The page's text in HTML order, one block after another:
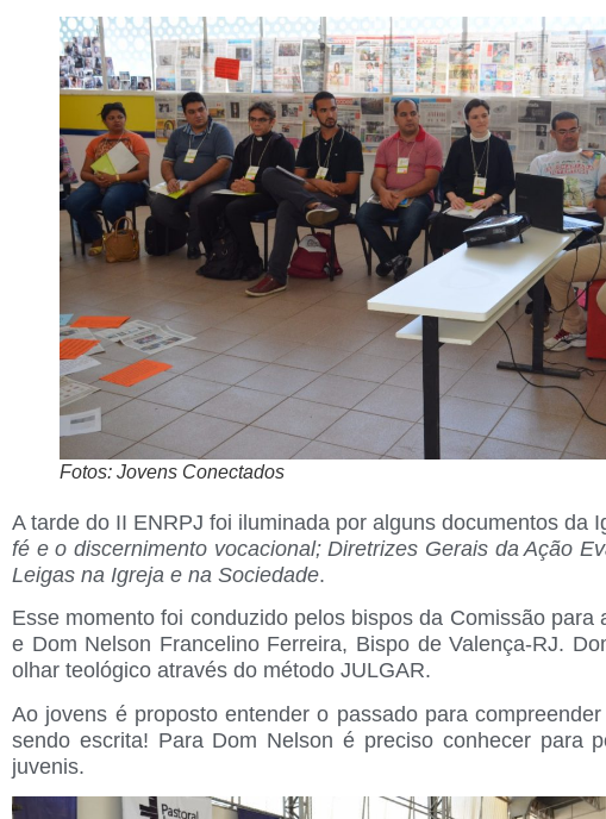
Fotos: Jovens Conectados
A tarde do II ENRPJ foi iluminada por alguns documentos da
fé e o discernimento vocacional; Diretrizes Gerais da Ação
Leigas na Igreja e na Sociedade.
Esse momento foi conduzido pelos bispos da Comissão
e Dom Nelson Francelino Ferreira, Bispo de Valença-RJ.
olhar teológico através do método JULGAR.
Ao jovens é proposto entender o passado para
sendo escrita! Para Dom Nelson é preciso conhecer para
juvenis.